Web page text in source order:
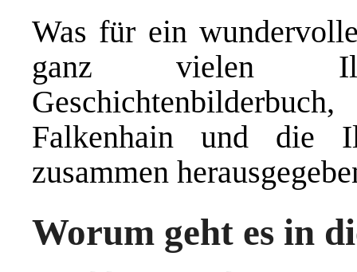
Was für ein
ganz vielen
Falkenhain und die
zusammen
Worum geht es in